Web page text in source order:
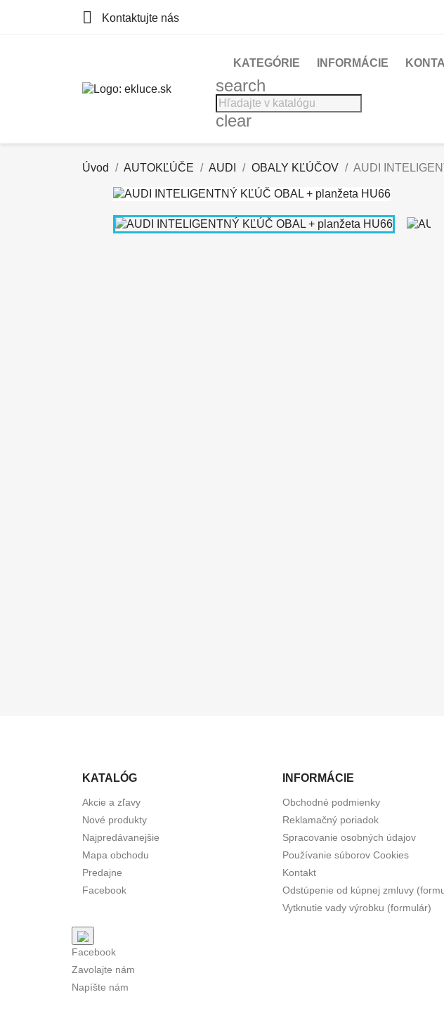
 Kontaktujte nás
KATEGÓRIE INFORMÁCIE
search
clear
Úvod AUTOKĽÚČE AUDI OBALY KĽÚČOV AUDI
KATALÓG
Akcie a zľavy
Nové produkty
Najpredávanejšie
Mapa obchodu
Predajne
Facebook
INFORMÁCIE
Obchodné podmienky
Reklamačný poriadok
Spracovanie osobných údajov
Používanie súborov Cookies
Kontakt
Odstúpenie od kúpnej zmluvy
Vytknutie vady výrobku (formulár)
Facebook
Zavolajte nám
Napíšte nám